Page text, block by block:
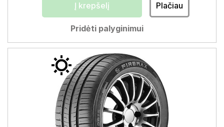
Į krepšelį Plačiau
Pridėti palyginimui